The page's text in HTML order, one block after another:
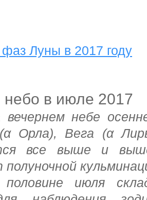
Луны в 2017 году
небо в июле 2017
небе
Орла), Вега (α
все выше и
июля